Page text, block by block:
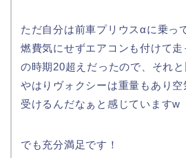
ただ自分は前車プリウスαに乗っ
燃費気にせずエアコンも付けて走
の時期20超えだったので、それと
やはりヴォクシーは重量もあり空
受けるんだなぁと感じていますw
でも充分満足です！